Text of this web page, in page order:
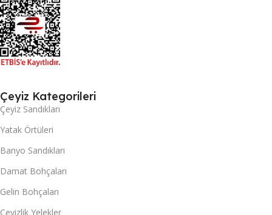
Çeyiz Kategorileri
Çeyiz Sandıkları
Yatak Örtüleri
Banyo Sandıkları
Damat Bohçaları
Gelin Bohçaları
Çeyizlik Yelekler